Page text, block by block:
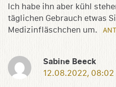
Ich habe ihn aber kühl
täglichen Gebrauch etwas
Medizinfläschchen um.
Sabine Beeck
12.08.2022, 08:02